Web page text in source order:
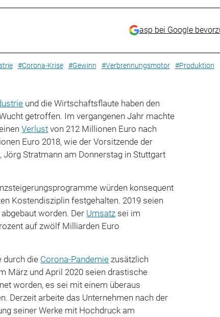
asp bei Google
#Corona-Krise #Gewinn #Verbrennungsmotor
#Produktion
und die Wirtschaftsflaute haben den
getroffen. Im vergangenen Jahr machte
Verlust von 212 Millionen Euro nach
Euro 2018, wie der Vorsitzende der
Stratmann am Donnerstag in Stuttgart
würden konsequent
Kostendisziplin festgehalten. 2019 seien
worden. Der Umsatz sei im
auf zwölf Milliarden Euro
durch die Corona-Pandemie zusätzlich
März und April 2020 seien drastische
worden, es sei mit einem überaus
Derzeit arbeite das Unternehmen nach der
seiner Werke mit Hochdruck am